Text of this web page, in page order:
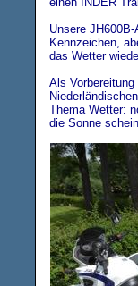
Unsere
Kennzeichen,
das Wetter
Als
Thema Wetter:
die Sonne